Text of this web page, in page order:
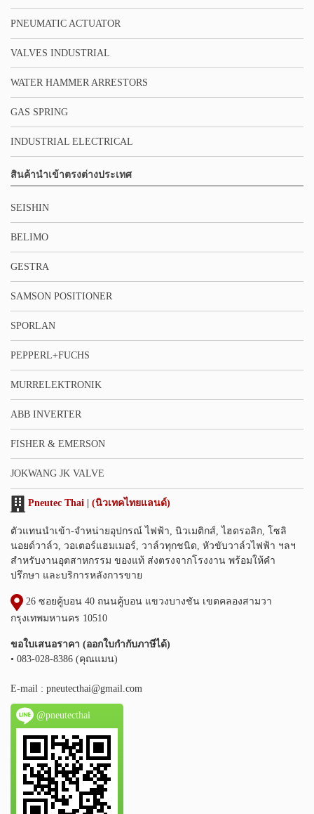
PNEUMATIC ACTUATOR
VALVES INDUSTRIAL
WATER HAMMER ARRESTORS
GAS SPRING
INDUSTRIAL ELECTRICAL
สินค้านำเข้าตรงต่างประเทศ
SEISHIN
BELIMO
GESTRA
SAMSON POSITIONER
SPORLAN
PEPPERL+FUCHS
MURRELEKTRONIK
ABB INVERTER
FISHER & EMERSON
JOKWANG JK VALVE
Pneutec Thai | (นิวเทคไทยแลนด์)
ตัวแทนนำเข้า-จำหน่ายอุปกรณ์ ไฟฟ้า, นิวเมติกส์, ไฮดรอลิก, โซลิ
นอยด์วาล์ว, วอเตอร์แฮมเมอร์, วาล์วทุกชนิด, หัวขับวาล์วไฟฟ้า ฯลฯ
สำหรับงานอุตสาหกรรม ของแท้ ส่งตรงจากโรงงาน พร้อมให้คำ
ปรึกษา และบริการหลังการขาย
26 ซอยคู้บอน 40 ถนนคู้บอน แขวงบางชัน เขตคลองสามวา
กรุงเทพมหานคร 10510
ขอใบเสนอราคา (ออกใบกำกับภาษีได้)
• 083-028-8386 (คุณแมน)
E-mail : pneutecthai@gmail.com
@pneutecthai